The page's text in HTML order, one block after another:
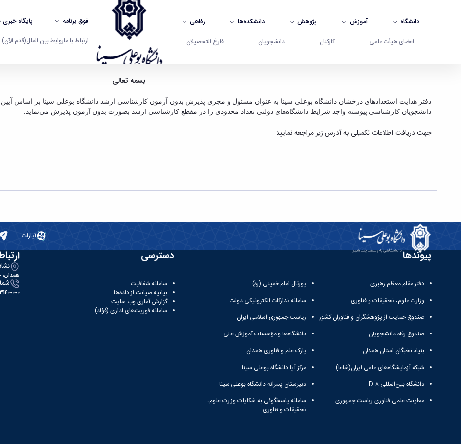
دانشگاه آموزش پژوهش دانشکده‌ها رفاهی
اعضای هیأت علمی کارکنان دانشجویان فارغ التحصیلان
فوق برنامه پایگاه خبری
ارتباط با ماروابط بین الملل(قدم الآن) Apply Now
بسمه تعالی
دفتر هدایت استعدادهای درخشان دانشگاه بوعلی سینا به عنوان مسئول و مجری پذيرش بدون آزمون كارشناسي ارشد دانشگاه بوعلی سینا بر اساس
دانشجویان کارشناسی پیوسته واجد شرایط دانشگاه‌های دولتی تعداد محدودی را در مقطع کارشناسی ارشد بصورت بدون آزمون پذیرش می‌نماید.
جهت دریافت اطلاعات تکمیلی به آدرس زیر مراجعه نمایید
آپارات
پیوندها
دفتر مقام معظم رهبری
وزارت علوم، تحقیقات و فناوری
صندوق حمایت از پژوهشگران و فناوران کشور
صندوق رفاه دانشجویان
بنیاد نخبگان استان همدان
شبکه آزمایشگاه‌های علمی ایران(شاعا)
دانشگاه بین‌المللی D-۸
معاونت علمی فناوری ریاست جمهوری
پورتال امام خمینی (ره)
سامانه تدارکات الکترونیکی دولت
ریاست جمهوری اسلامی ایران
دانشگاه‌ها و مؤسسات آموزش عالی
پارک علم و فناوری همدان
مرکز آپا دانشگاه بوعلی سینا
دبیرستان پسرانه دانشگاه بوعلی سینا
سامانه پاسخگوئی به شکایات وزارت علوم،
تحقیقات و فناوری
دسترسی
سامانه شفافیت
بیانیه صیانت از داده‌ها
گزارش آماری وب‌ سایت
سامانه فوریت‌های اداری (فؤاد)
همدان،
31400000 - 081